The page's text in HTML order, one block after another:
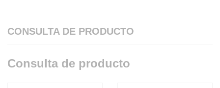
CONSULTA DE PRODUCTO
Consulta de producto